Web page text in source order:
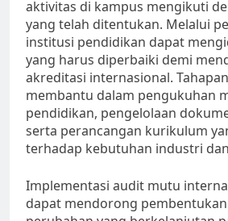
aktivitas di kampus mengikuti
yang telah ditentukan. Melalui
institusi pendidikan dapat
yang harus diperbaiki demi
akreditasi internasional.
membantu dalam pengukuhan
pendidikan, pengelolaan
serta perancangan kurikulum
terhadap kebutuhan industri
Implementasi audit mutu
dapat mendorong